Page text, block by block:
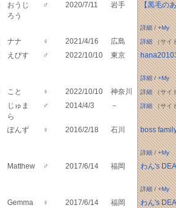
おうじ
ろう
♂ 2020/7/11 岩手 【黒毛の
詳細/+My
ナナ ♀ 2021/4/16 広島 詳細（サイ
えびす ♂ 2022/10/10 東京
詳細/+My
こと ♀ 2022/10/10 神奈川 詳細（サイ
じゅま
ら
♂ 2014/4/3 － 詳細（サイ
ぽんず ♀ 2016/2/18 石川 boss
詳細/+My
Matthew ♂ 2017/6/14 福岡 わん's
詳細/+My
Gemma ♀ 2017/6/14 福岡 わん's